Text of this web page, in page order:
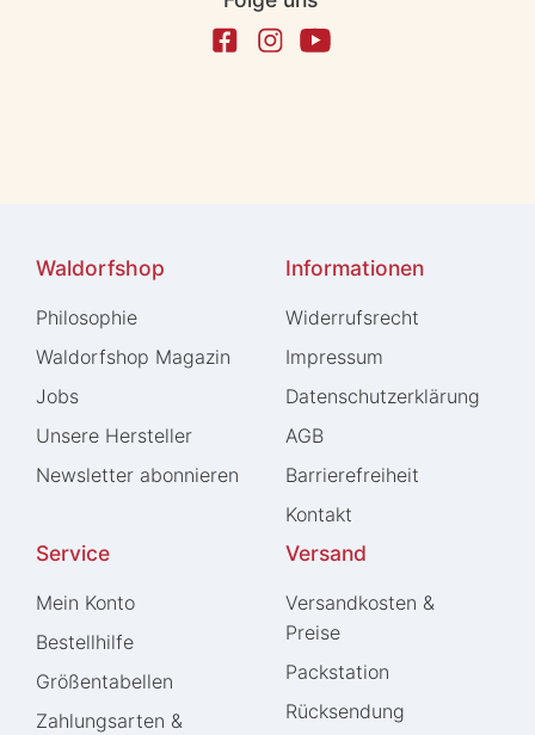
Waldorfshop
Philosophie
Waldorfshop Magazin
Jobs
Unsere Hersteller
Newsletter abonnieren
Informationen
Widerrufs­recht
Impressum
Daten­schutz­erklärung
AGB
Barrierefreiheit
Kontakt
Service
Mein Konto
Bestellhilfe
Größentabellen
Zahlungsarten &
Versand
Versandkosten &
Preise
Packstation
Rücksendung